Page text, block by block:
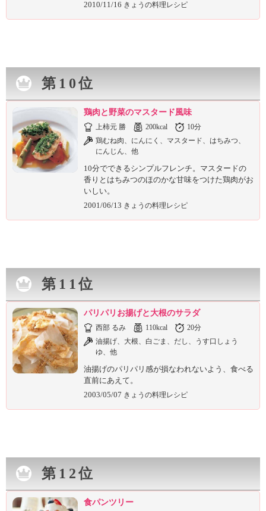
2010/11/16 きょうの料理レシピ
第10位
鶏肉と野菜のマスタード風味
上柿元 勝 200kcal
10分
鶏むね肉、にんにく、マスタード、はちみつ、
にんじん、他
10分でできるシンプルフレンチ。マスタードの
香りとはちみつのほのかな甘味をつけた鶏肉がお
いしい。
2001/06/13 きょうの料理レシピ
第11位
パリパリお揚げと大根のサラダ
西部 るみ 110kcal
20分
油揚げ、大根、白ごま、だし、うす口しょう
ゆ、他
油揚げのパリパリ感が損なわれないよう、食べる
直前にあえて。
2003/05/07 きょうの料理レシピ
第12位
食パンツリー